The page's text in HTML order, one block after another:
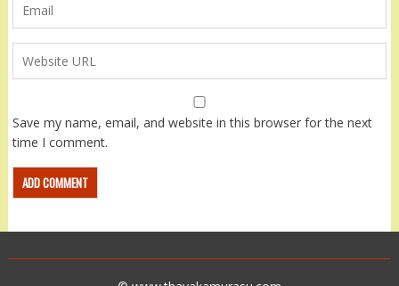
Save my name, email, and website in this browser for the next
time I comment.